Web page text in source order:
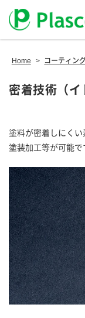
Home > コーティン
密着技術（イ
塗料が密着しにくい
塗装加工等が可能で